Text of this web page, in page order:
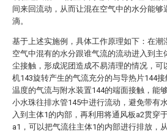
间来回流动，从而让混在空气中的水分能够
滴。
基于上述实施例，具体工作原理如下：在潮
空气中混有的水分跟谁气流的流动进入到主
尘接触，形成泥团造成不易清理的情况，可
机143旋转产生的气流充分的与导热片144
温度的气流与附水装置144的端面接触，能
小水珠往排水管145中进行流动，避免带有
入到主体1的内部，再利用将通风板a2贯穿
a1，可以把气流往主体1的内部进行排放，